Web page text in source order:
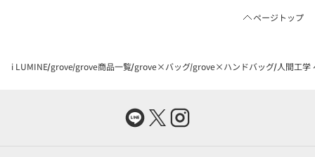
ページトップ
i LUMINE grove grove商品一覧 grove×バッグ grove×ハンドバッグ 人間工学